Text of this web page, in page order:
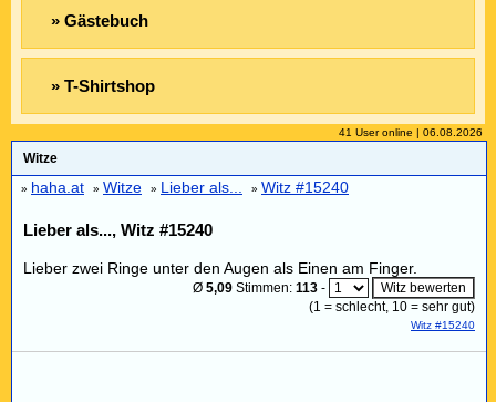
» Gästebuch
» T-Shirtshop
41 User online | 06.08.2026
Witze
» haha.at » Witze » Lieber als... » Witz #15240
Lieber als..., Witz #15240
Lieber zwei Ringe unter den Augen als Einen am Finger.
Ø 5,09 Stimmen: 113 -
(1 = schlecht, 10 = sehr gut)
Witz #15240